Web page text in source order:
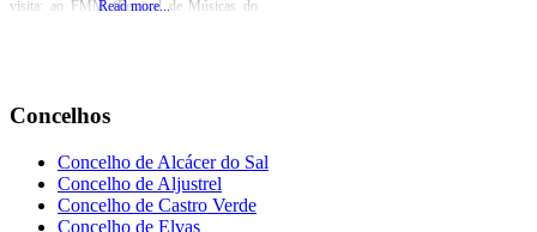
visita: ao FMM (Festival de Músicas do
Read more...
Concelhos
Concelho de Alcácer do Sal
Concelho de Aljustrel
Concelho de Castro Verde
Concelho de Elvas